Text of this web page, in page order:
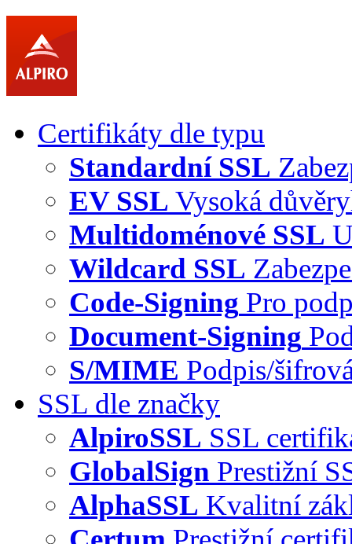
Certifikáty dle typu
Standardní SSL
EV SSL Vysoká
Multidoménové SSL
Wildcard SSL
Code-Signing Pro
Document-Signing
S/MIME Podpis/
SSL dle značky
AlpiroSSL SSL
GlobalSign Prestižní
AlphaSSL Kvalitní